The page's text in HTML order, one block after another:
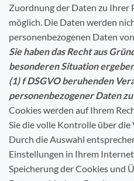
Zuordnung der Daten zu Ihrer
möglich. Die Daten werden
personenbezogenen Daten
Sie haben das Recht aus
besonderen Situation
(1) f DSGVO beruhenden
personenbezogener Daten
Cookies werden auf Ihrem
Sie die volle Kontrolle über
Durch die Auswahl
Einstellungen in Ihrem
Speicherung der Cookies und